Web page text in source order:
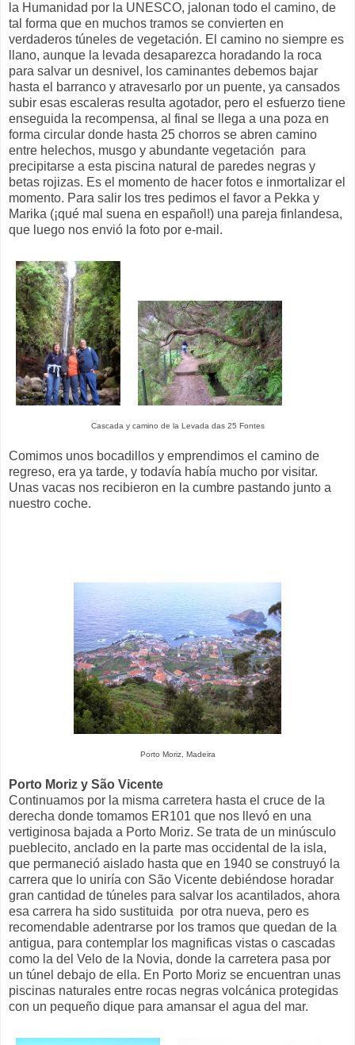
la Humanidad por la UNESCO, jalonan todo el camino, de
tal forma que en muchos tramos se convierten en
verdaderos túneles de vegetación. El camino no siempre es
llano, aunque la levada desaparezca horadando la roca
para salvar un desnivel, los caminantes debemos bajar
hasta el barranco y atravesarlo por un puente, ya cansados
subir esas escaleras resulta agotador, pero el esfuerzo tiene
enseguida la recompensa, al final se llega a una poza en
forma circular donde hasta 25 chorros se abren camino
entre helechos, musgo y abundante vegetación para
precipitarse a esta piscina natural de paredes negras y
betas rojizas. Es el momento de hacer fotos e inmortalizar el
momento. Para salir los tres pedimos el favor a Pekka y
Marika (¡qué mal suena en español!) una pareja finlandesa,
que luego nos envió la foto por e-mail.
Cascada y camino de la Levada das 25 Fontes
Comimos unos bocadillos y emprendimos el camino de
regreso, era ya tarde, y todavía había mucho por visitar.
Unas vacas nos recibieron en la cumbre pastando junto a
nuestro coche.
Porto Moriz, Madeira
Porto Moriz y São Vicente
Continuamos por la misma carretera hasta el cruce de la
derecha donde tomamos ER101 que nos llevó en una
vertiginosa bajada a Porto Moriz. Se trata de un minúsculo
pueblecito, anclado en la parte mas occidental de la isla,
que permaneció aislado hasta que en 1940 se construyó la
carrera que lo uniría con São Vicente debiéndose horadar
gran cantidad de túneles para salvar los acantilados, ahora
esa carrera ha sido sustituida por otra nueva, pero es
recomendable adentrarse por los tramos que quedan de la
antigua, para contemplar los magnificas vistas o cascadas
como la del Velo de la Novia, donde la carretera pasa por
un túnel debajo de ella. En Porto Moriz se encuentran unas
piscinas naturales entre rocas negras volcánica protegidas
con un pequeño dique para amansar el agua del mar.